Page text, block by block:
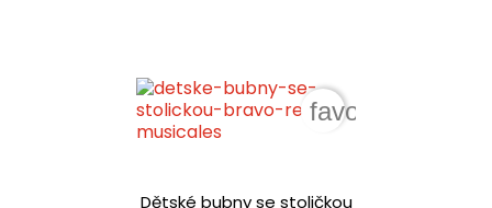
Dětské bubny se stoličkou
favorite_border